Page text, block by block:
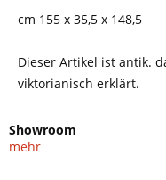
cm 155 x 35,5 x 148,5
Dieser Artikel ist antik.
viktorianisch erklärt.
Showroom
mehr